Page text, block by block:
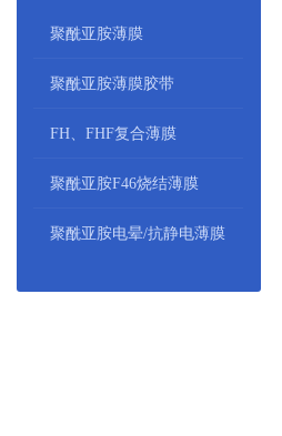
聚酰亚胺薄膜
聚酰亚胺薄膜胶带
FH、FHF复合薄膜
聚酰亚胺F46烧结薄膜
聚酰亚胺电晕/抗静电薄膜